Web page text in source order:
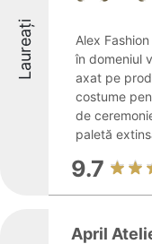
Laureați
Alex
în domeniul
axat pe
costume
de
paletă
9.7
April